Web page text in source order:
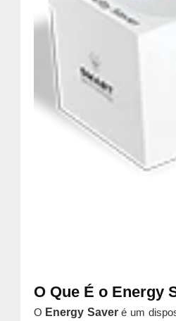
O Que É o Energy
O Energy Saveré um